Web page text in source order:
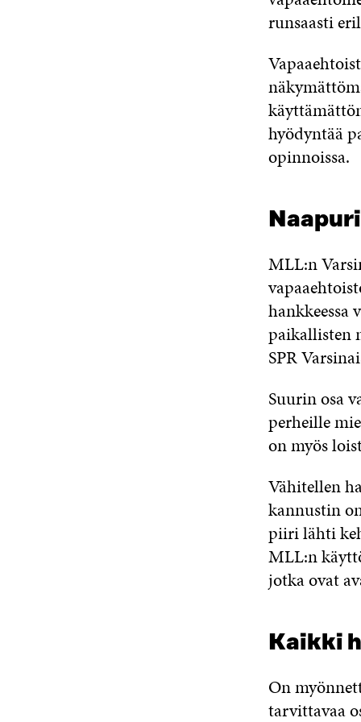
runsaasti
hyödyntää
opinnoissa.
MLL:n
hankkeessa
paikallisten
SPR
Suurin osa
perheille
on myös
Vähitellen
kannustin
piiri lähti
MLL:n
jotka ovat
Kaikki
On
tarvittavaa